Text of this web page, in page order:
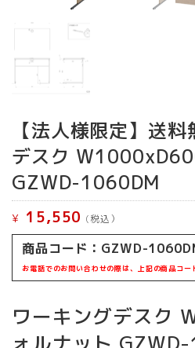
【法人様限定】送
デスク
GZWD-1060DM
¥ 15,550 (税込）
商品コード： GZWD-
お電話でのお問い合わせの際は、上記の商品コー
ワーキングデスク